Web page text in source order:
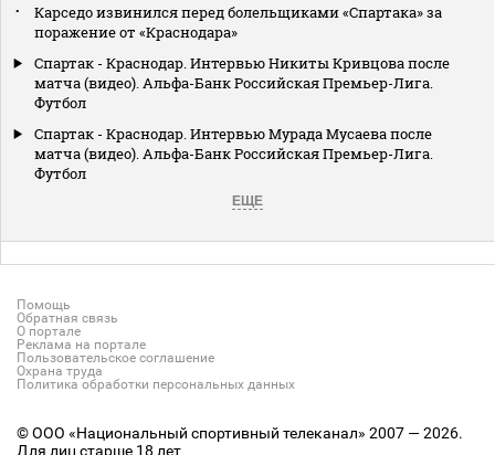
Карседо извинился перед болельщиками «Спартака» за
поражение от «Краснодара»
Спартак - Краснодар. Интервью Никиты Кривцова после
матча (видео). Альфа-Банк Российская Премьер-Лига.
Футбол
Спартак - Краснодар. Интервью Мурада Мусаева после
матча (видео). Альфа-Банк Российская Премьер-Лига.
Футбол
ЕЩЕ
Помощь
Обратная связь
О портале
Реклама на портале
Пользовательское соглашение
Охрана труда
Политика обработки персональных данных
© ООО «Национальный спортивный телеканал» 2007 — 2026.
Для лиц старше 18 лет